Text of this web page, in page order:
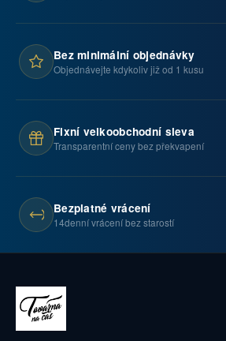
Bez minimální objednávky
Objednávejte kdykoliv již od 1 kusu
Fixní velkoobchodní sleva
Transparentní ceny bez překvapení
Bezplatné vrácení
14denní vrácení bez starostí